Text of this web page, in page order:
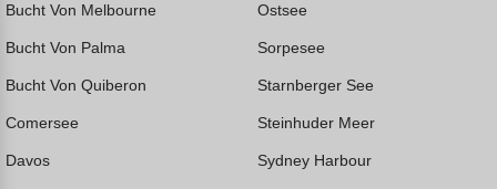
Bucht Von Melbourne
Bucht Von Palma
Bucht Von Quiberon
Comersee
Davos
Ostsee
Sorpesee
Starnberger See
Steinhuder Meer
Sydney Harbour